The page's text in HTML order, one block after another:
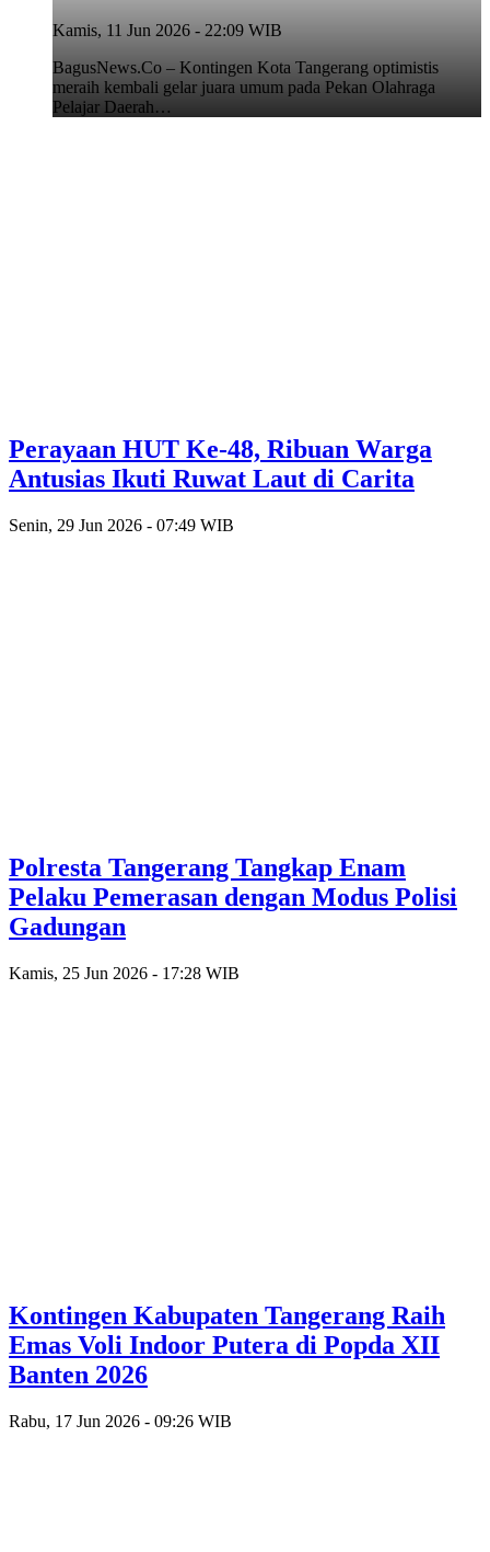
Kamis, 11 Jun 2026 - 22:09 WIB
BagusNews.Co – Kontingen Kota Tangerang optimistis
meraih kembali gelar juara umum pada Pekan Olahraga
Pelajar Daerah…
Perayaan HUT Ke-48, Ribuan Warga
Antusias Ikuti Ruwat Laut di Carita
Senin, 29 Jun 2026 - 07:49 WIB
Polresta Tangerang Tangkap Enam
Pelaku Pemerasan dengan Modus Polisi
Gadungan
Kamis, 25 Jun 2026 - 17:28 WIB
Kontingen Kabupaten Tangerang Raih
Emas Voli Indoor Putera di Popda XII
Banten 2026
Rabu, 17 Jun 2026 - 09:26 WIB